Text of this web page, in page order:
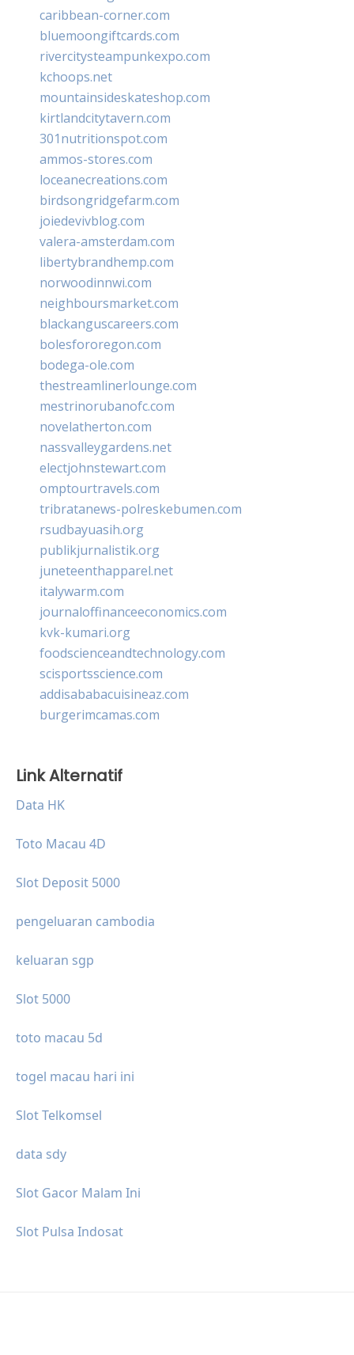
caribbean-corner.com
bluemoongiftcards.com
rivercitysteampunkexpo.com
kchoops.net
mountainsideskateshop.com
kirtlandcitytavern.com
301nutritionspot.com
ammos-stores.com
loceanecreations.com
birdsongridgefarm.com
joiedevivblog.com
valera-amsterdam.com
libertybrandhemp.com
norwoodinnwi.com
neighboursmarket.com
blackanguscareers.com
bolesfororegon.com
bodega-ole.com
thestreamlinerlounge.com
mestrinorubanofc.com
novelatherton.com
nassvalleygardens.net
electjohnstewart.com
omptourtravels.com
tribratanews-polreskebumen.com
rsudbayuasih.org
publikjurnalistik.org
juneteenthapparel.net
italywarm.com
journaloffinanceeconomics.com
kvk-kumari.org
foodscienceandtechnology.com
scisportsscience.com
addisababacuisineaz.com
burgerimcamas.com
Link Alternatif
Data HK
Toto Macau 4D
Slot Deposit 5000
pengeluaran cambodia
keluaran sgp
Slot 5000
toto macau 5d
togel macau hari ini
Slot Telkomsel
data sdy
Slot Gacor Malam Ini
Slot Pulsa Indosat